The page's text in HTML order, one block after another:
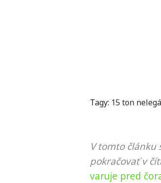
Tagy: 15 ton
V tomto
pokračovať v
varuje pred